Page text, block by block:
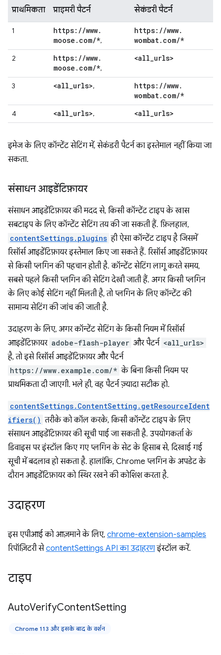
प्राथमिकता प्राइमरी पैटर्न सेकंडरी पैटर्न
1 https: //www.
moose . com/*,
https: //www.
wombat. com/*
2 https: //www.
moose . com/*,
<all_urls>
3 <all_urls>, https: //www.
wombat. com/*
4 <all_urls>, <all_urls>
इमेज के लिए कॉन्टेंट सेटिंग में, सेकंडरी पैटर्न का इस्तेमाल नहीं किया जा
सकता.
संसाधन आइडेंटिफ़ायर
संसाधन आइडेंटिफ़ायर की मदद से, किसी कॉन्टेंट टाइप के खास
सबटाइप के लिए कॉन्टेंट सेटिंग तय की जा सकती हैं. फ़िलहाल,
contentSettings.plugins ही ऐसा कॉन्टेंट टाइप है जिसमें
रिसॉर्स आइडेंटिफ़ायर इस्तेमाल किए जा सकते हैं. रिसॉर्स आइडेंटिफ़ायर
से किसी प्लगिन की पहचान होती है. कॉन्टेंट सेटिंग लागू करते समय,
सबसे पहले किसी प्लगिन की सेटिंग देखी जाती हैं. अगर किसी प्लगिन
के लिए कोई सेटिंग नहीं मिलती है, तो प्लगिन के लिए कॉन्टेंट की
सामान्य सेटिंग की जांच की जाती है.
उदाहरण के लिए, अगर कॉन्टेंट सेटिंग के किसी नियम में रिसॉर्स
आइडेंटिफ़ायर adobe-flash-player और पैटर्न <all_urls>
है, तो इसे रिसॉर्स आइडेंटिफ़ायर और पैटर्न
https://www.example.com/* के बिना किसी नियम पर
प्राथमिकता दी जाएगी. भले ही, वह पैटर्न ज़्यादा सटीक हो.
contentSettings.ContentSetting.getResourceIdent
ifiers() तरीके को कॉल करके, किसी कॉन्टेंट टाइप के लिए
संसाधन आइडेंटिफ़ायर की सूची पाई जा सकती है. उपयोगकर्ता के
डिवाइस पर इंस्टॉल किए गए प्लगिन के सेट के हिसाब से, दिखाई गई
सूची में बदलाव हो सकता है. हालांकि, Chrome प्लगिन के अपडेट के
दौरान आइडेंटिफ़ायर को स्थिर रखने की कोशिश करता है.
उदाहरण
इस एपीआई को आज़माने के लिए, chrome-extension-samples
रिपॉज़िटरी सेcontentSettings API का उदाहरणइंस्टॉल करें.
टाइप
AutoVerifyContentSetting
Chrome 113 और इसके बाद के वर्शन